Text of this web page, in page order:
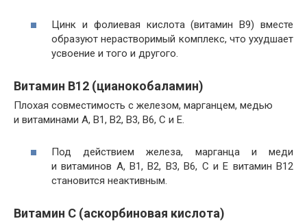
Цинк и фолиевая кислота (витамин В9) вместе
образуют нерастворимый комплекс, что ухудшает
усвоение и того и другого.
Витамин В12 (цианокобаламин)
Плохая совместимость с железом, марганцем, медью
и витаминами A, В1, B2, В3, B6, С и Е.
Под действием железа, марганца и меди
и витаминов A, В1, B2, В3, B6, С и Е витамин В12
становится неактивным.
Витамин С (аскорбиновая кислота)